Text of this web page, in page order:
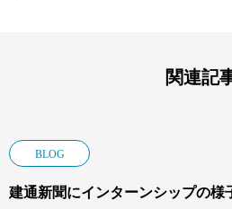
関連記
BLOG
建通新聞にインターンシップの様